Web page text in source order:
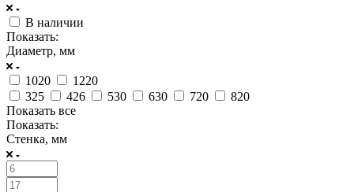
В наличии
Показать:
Диаметр, мм
1020
1220
325
426 530 630 720
820
Показать все
Показать:
Стенка, мм